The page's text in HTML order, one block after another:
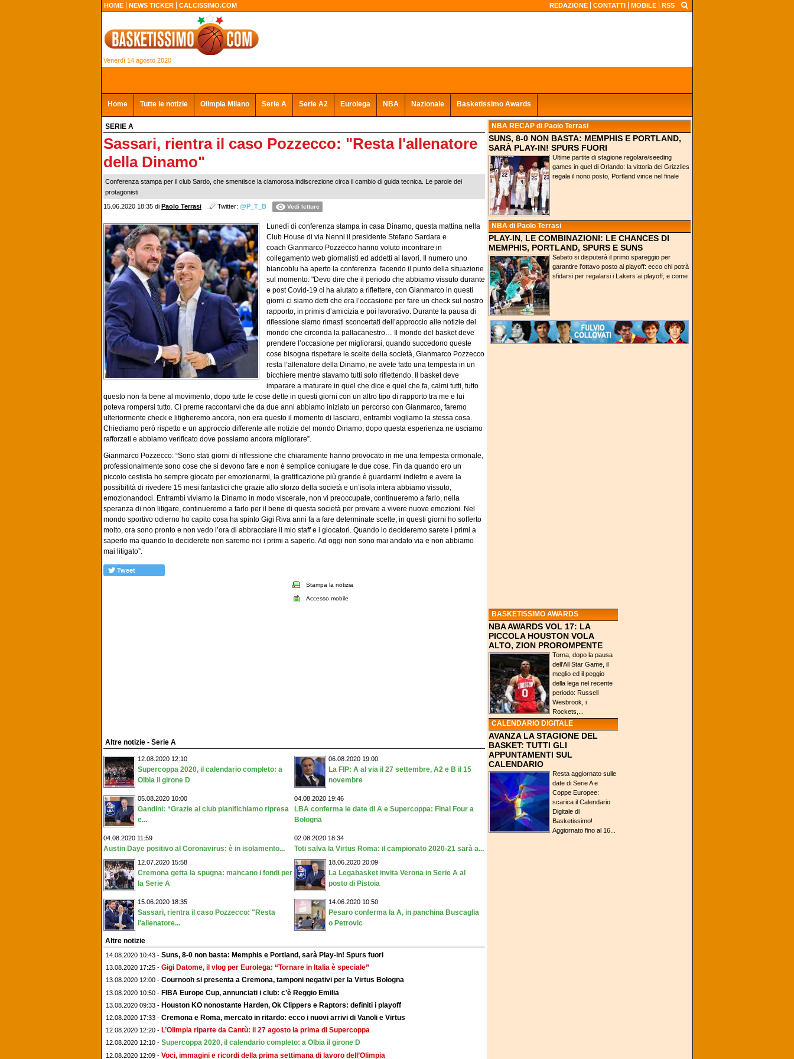
HOME NEWS TICKER CALCISSIMO.COM REDAZIONE CONTATTI MOBILE RSS
Venerdì 14 agosto 2020
Home Tutte le notizie Olimpia Milano Serie A Serie A2 Eurolega NBA Nazionale Basketissimo Awards
SERIE A
Sassari, rientra il caso Pozzecco: "Resta l'allenatore
della Dinamo"
Conferenza stampa per il club Sardo, che smentisce la clamorosa indiscrezione circa il cambio di guida tecnica. Le parole dei
protagonisti
15.06.2020 18:35 di Paolo Terrasi Twitter: @P_T_B Vedi letture
Lunedì di conferenza stampa in casa Dinamo, questa mattina nella
Club House di via Nenni il presidente Stefano Sardara e
coach Gianmarco Pozzecco hanno voluto incontrare in
collegamento web giornalisti ed addetti ai lavori. Il numero uno
biancoblu ha aperto la conferenza facendo il punto della situazione
sul momento: "Devo dire che il periodo che abbiamo vissuto durante
e post Covid-19 ci ha aiutato a riflettere, con Gianmarco in questi
giorni ci siamo detti che era l’occasione per fare un check sul nostro
rapporto, in primis d’amicizia e poi lavorativo. Durante la pausa di
riflessione siamo rimasti sconcertati dell’approccio alle notizie del
mondo che circonda la pallacanestro… Il mondo del basket deve
prendere l’occasione per migliorarsi, quando succedono queste
cose bisogna rispettare le scelte della società, Gianmarco Pozzecco
resta l’allenatore della Dinamo, ne avete fatto una tempesta in un
bicchiere mentre stavamo tutti solo riflettendo. Il basket deve
imparare a maturare in quel che dice e quel che fa, calmi tutti, tutto
questo non fa bene al movimento, dopo tutte le cose dette in questi giorni con un altro tipo di rapporto tra me e lui
poteva rompersi tutto. Ci preme raccontarvi che da due anni abbiamo iniziato un percorso con Gianmarco, faremo
ulteriormente check e litigheremo ancora, non era questo il momento di lasciarci, entrambi vogliamo la stessa cosa.
Chiediamo però rispetto e un approccio differente alle notizie del mondo Dinamo, dopo questa esperienza ne usciamo
rafforzati e abbiamo verificato dove possiamo ancora migliorare”.
Gianmarco Pozzecco: “Sono stati giorni di riflessione che chiaramente hanno provocato in me una tempesta ormonale,
professionalmente sono cose che si devono fare e non è semplice coniugare le due cose. Fin da quando ero un
piccolo cestista ho sempre giocato per emozionarmi, la gratificazione più grande è guardarmi indietro e avere la
possibilità di rivedere 15 mesi fantastici che grazie allo sforzo della società e un’isola intera abbiamo vissuto,
emozionandoci. Entrambi viviamo la Dinamo in modo viscerale, non vi preoccupate, continueremo a farlo, nella
speranza di non litigare, continueremo a farlo per il bene di questa società per provare a vivere nuove emozioni. Nel
mondo sportivo odierno ho capito cosa ha spinto Gigi Riva anni fa a fare determinate scelte, in questi giorni ho sofferto
molto, ora sono pronto e non vedo l’ora di abbracciare il mio staff e i giocatori. Quando lo decideremo sarete i primi a
saperlo ma quando lo deciderete non saremo noi i primi a saperlo. Ad oggi non sono mai andato via e non abbiamo
mai litigato”.
Tweet
Stampa la notizia
Accesso mobile
Altre notizie - Serie A
12.08.2020 12:10
Supercoppa 2020, il calendario completo: a
Olbia il girone D
06.08.2020 19:00
La FIP: A al via il 27 settembre, A2 e B il 15
novembre
05.08.2020 10:00
Gandini: “Grazie ai club pianifichiamo ripresa
e...
04.08.2020 19:46
LBA conferma le date di A e Supercoppa: Final Four a
Bologna
04.08.2020 11:59
Austin Daye positivo al Coronavirus: è in isolamento...
02.08.2020 18:34
Toti salva la Virtus Roma: il campionato 2020-21 sarà a...
12.07.2020 15:58
Cremona getta la spugna: mancano i fondi per
la Serie A
18.06.2020 20:09
La Legabasket invita Verona in Serie A al
posto di Pistoia
15.06.2020 18:35
Sassari, rientra il caso Pozzecco: "Resta
l'allenatore...
14.06.2020 10:50
Pesaro conferma la A, in panchina Buscaglia
o Petrovic
Altre notizie
14.08.2020 10:43 - Suns, 8-0 non basta: Memphis e Portland, sarà Play-in! Spurs fuori
13.08.2020 17:25 - Gigi Datome, il vlog per Eurolega: “Tornare in Italia è speciale”
13.08.2020 12:00 - Cournooh si presenta a Cremona, tamponi negativi per la Virtus Bologna
13.08.2020 10:50 - FIBA Europe Cup, annunciati i club: c’è Reggio Emilia
13.08.2020 09:33 - Houston KO nonostante Harden, Ok Clippers e Raptors: definiti i playoff
12.08.2020 17:33 - Cremona e Roma, mercato in ritardo: ecco i nuovi arrivi di Vanoli e Virtus
12.08.2020 12:20 - L’Olimpia riparte da Cantù: il 27 agosto la prima di Supercoppa
12.08.2020 12:10 - Supercoppa 2020, il calendario completo: a Olbia il girone D
12.08.2020 12:09 - Voci, immagini e ricordi della prima settimana di lavoro dell’Olimpia
NBA RECAP di Paolo Terrasi
SUNS, 8-0 NON BASTA: MEMPHIS E PORTLAND,
SARÀ PLAY-IN! SPURS FUORI
Ultime partite di stagione regolare/seeding
games in quel di Orlando: la vittoria dei Grizzlies
regala il nono posto, Portland vince nel finale
NBA di Paolo Terrasi
PLAY-IN, LE COMBINAZIONI: LE CHANCES DI
MEMPHIS, PORTLAND, SPURS E SUNS
Sabato si disputerà il primo spareggio per
garantire l'ottavo posto ai playoff: ecco chi potrà
sfidarsi per regalarsi i Lakers ai playoff, e come
BASKETISSIMO AWARDS
NBA AWARDS VOL 17: LA
PICCOLA HOUSTON VOLA
ALTO, ZION PROROMPENTE
Torna, dopo la pausa
dell'All Star Game, il
meglio ed il peggio
della lega nel recente
periodo: Russell
Wesbrook, i
Rockets,...
CALENDARIO DIGITALE
AVANZA LA STAGIONE DEL
BASKET: TUTTI GLI
APPUNTAMENTI SUL
CALENDARIO
Resta aggiornato sulle
date di Serie A e
Coppe Europee:
scarica il Calendario
Digitale di
Basketissimo!
Aggiornato fino al 16...